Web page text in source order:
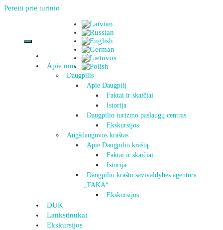
Pereiti prie turinio
Apie mus
Daugpilis
Apie Daugpilį
Faktai ir skaičiai
Istorija
Daugpilio turizmo paslaugų centras
Ekskursijos
Augšdauguvos kraštas
Apie Daugpilio kraštą
Faktai ir skaičiai
Istorija
Daugpilio krašto savivaldybės agentūra
„TAKA“
Ekskursijos
DUK
Lankstinukai
Ekskursijos